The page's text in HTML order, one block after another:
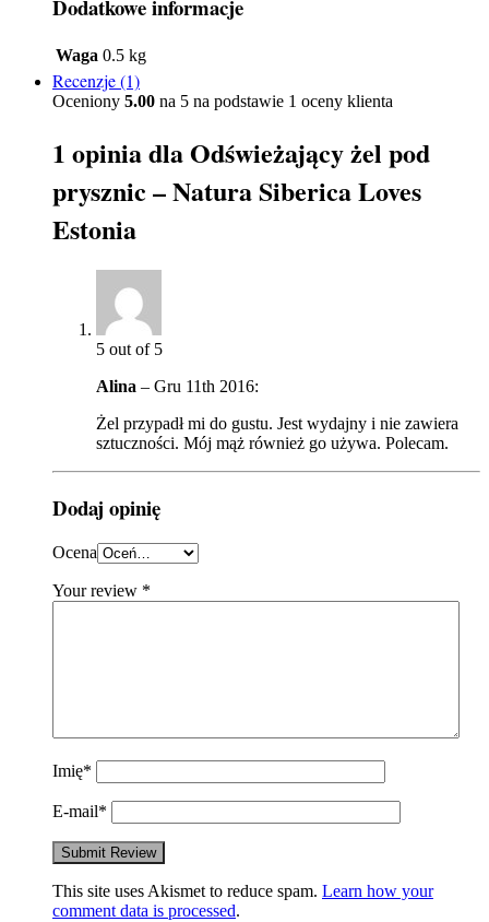
Dodatkowe informacje
Waga 0.5 kg
Recenzje (1)
Oceniony 5.00 na 5 na podstawie 1 oceny klienta
1 opinia dlaOdświeżający żel pod
prysznic – Natura Siberica Loves
Estonia
5 out of 5
Alina – Gru 11th 2016:
Żel przypadł mi do gustu. Jest wydajny i nie zawiera
sztuczności. Mój mąż również go używa. Polecam.
Dodaj opinię
Ocena
Your review *
Imię*
E-mail*
This site uses Akismet to reduce spam. Learn how your
comment data is processed.